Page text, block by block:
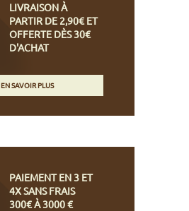
LIVRAISON À
PARTIR DE 2,90€ ET
OFFERTE DÈS 30€
D'ACHAT
EN SAVOIR PLUS
PAIEMENT EN 3 ET
4X SANS FRAIS
300€ À 3000 €